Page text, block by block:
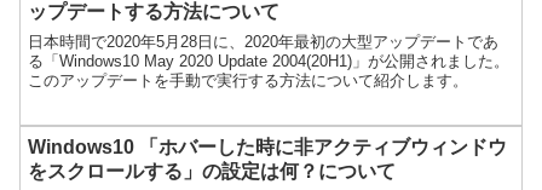
ップデートする方法について
日本時間で2020年5月28日に、2020年最初の大型アップデートであ
る「Windows10 May 2020 Update 2004(20H1)」が公開されました。
このアップデートを手動で実行する方法について紹介します。
Windows10 「ホバーした時に非アクティブウィンドウ
をスクロールする」の設定は何？について